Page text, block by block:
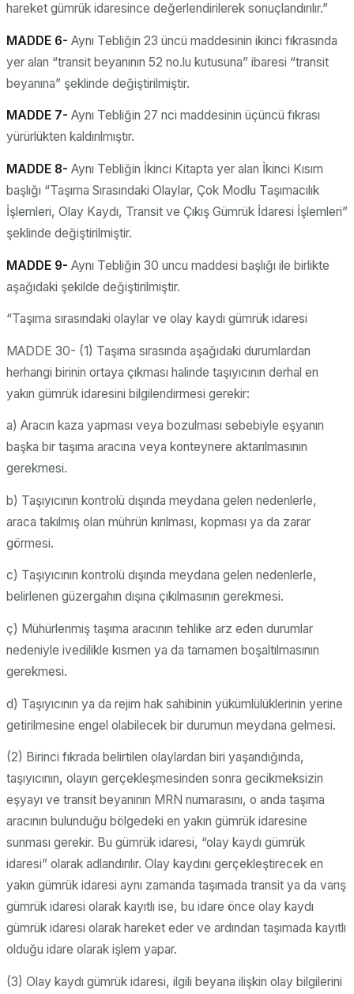
hareket gümrük idaresince değerlendirilerek sonuçlandırılır.”
MADDE 6- Aynı Tebliğin 23 üncü maddesinin ikinci fıkrasında
yer alan “transit beyanının 52 no.lu kutusuna” ibaresi “transit
beyanına” şeklinde değiştirilmiştir.
MADDE 7- Aynı Tebliğin 27 nci maddesinin üçüncü fıkrası
yürürlükten kaldırılmıştır.
MADDE 8- Aynı Tebliğin İkinci Kitapta yer alan İkinci Kısım
başlığı “Taşıma Sırasındaki Olaylar, Çok Modlu Taşımacılık
İşlemleri, Olay Kaydı, Transit ve Çıkış Gümrük İdaresi İşlemleri”
şeklinde değiştirilmiştir.
MADDE 9- Aynı Tebliğin 30 uncu maddesi başlığı ile birlikte
aşağıdaki şekilde değiştirilmiştir.
“Taşıma sırasındaki olaylar ve olay kaydı gümrük idaresi
MADDE 30- (1) Taşıma sırasında aşağıdaki durumlardan
herhangi birinin ortaya çıkması halinde taşıyıcının derhal en
yakın gümrük idaresini bilgilendirmesi gerekir:
a) Aracın kaza yapması veya bozulması sebebiyle eşyanın
başka bir taşıma aracına veya konteynere aktarılmasının
gerekmesi.
b) Taşıyıcının kontrolü dışında meydana gelen nedenlerle,
araca takılmış olan mührün kırılması, kopması ya da zarar
görmesi.
c) Taşıyıcının kontrolü dışında meydana gelen nedenlerle,
belirlenen güzergahın dışına çıkılmasının gerekmesi.
ç) Mühürlenmiş taşıma aracının tehlike arz eden durumlar
nedeniyle ivedilikle kısmen ya da tamamen boşaltılmasının
gerekmesi.
d) Taşıyıcının ya da rejim hak sahibinin yükümlülüklerinin yerine
getirilmesine engel olabilecek bir durumun meydana gelmesi.
(2) Birinci fıkrada belirtilen olaylardan biri yaşandığında,
taşıyıcının, olayın gerçekleşmesinden sonra gecikmeksizin
eşyayı ve transit beyanının MRN numarasını, o anda taşıma
aracının bulunduğu bölgedeki en yakın gümrük idaresine
sunması gerekir. Bu gümrük idaresi, “olay kaydı gümrük
idaresi” olarak adlandırılır. Olay kaydını gerçekleştirecek en
yakın gümrük idaresi aynı zamanda taşımada transit ya da varış
gümrük idaresi olarak kayıtlı ise, bu idare önce olay kaydı
gümrük idaresi olarak hareket eder ve ardından taşımada kayıtlı
olduğu idare olarak işlem yapar.
(3) Olay kaydı gümrük idaresi, ilgili beyana ilişkin olay bilgilerini